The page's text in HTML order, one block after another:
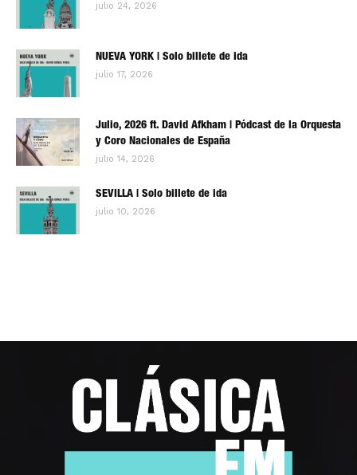
julio 24, 2026
NUEVA YORK | Solo billete de ida
julio 17, 2026
Julio, 2026 ft. David Afkham | Pódcast de la Orquesta
y Coro Nacionales de España
julio 14, 2026
SEVILLA | Solo billete de ida
julio 10, 2026